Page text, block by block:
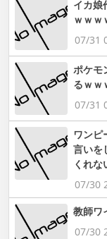
イカ娘
ｗｗｗ
07/31
ポケモ
るｗｗ
07/31
ワンピ
言いを
くれな
07/30
教師ワ
07/30